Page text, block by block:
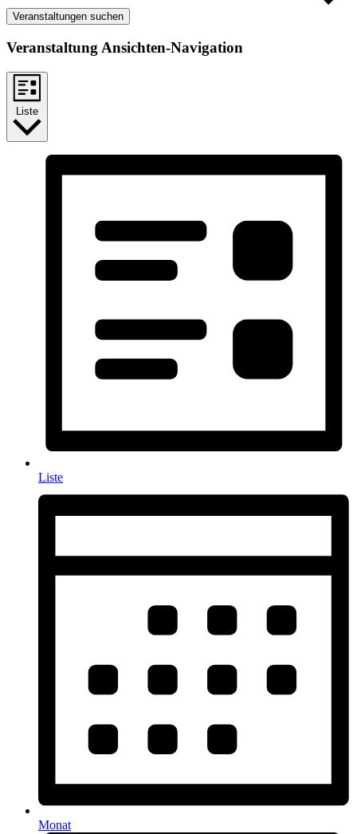
Veranstaltungen suchen
Veranstaltung Ansichten-Navigation
Liste
Liste
Monat